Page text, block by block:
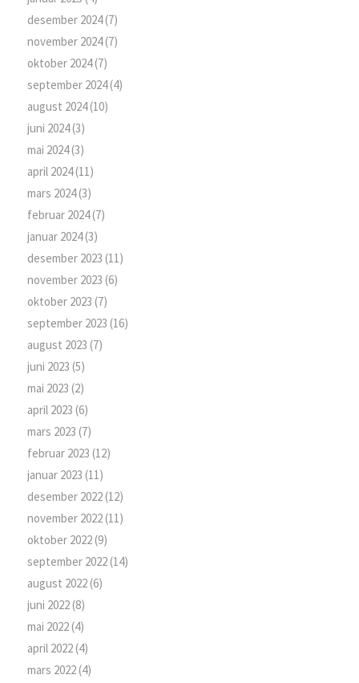
desember 2024(7)
november 2024(7)
oktober 2024(7)
september 2024(4)
august 2024(10)
juni 2024(3)
mai 2024(3)
april 2024(11)
mars 2024(3)
februar 2024(7)
januar 2024(3)
desember 2023 (11)
november 2023 (6)
oktober 2023 (7)
september 2023 (16)
august 2023 (7)
juni 2023 (5)
mai 2023 (2)
april 2023 (6)
mars 2023 (7)
februar 2023 (12)
januar 2023 (11)
desember 2022(12)
november 2022(11)
oktober 2022(9)
september 2022(14)
august 2022(6)
juni 2022(8)
mai 2022(4)
april 2022(4)
mars 2022(4)